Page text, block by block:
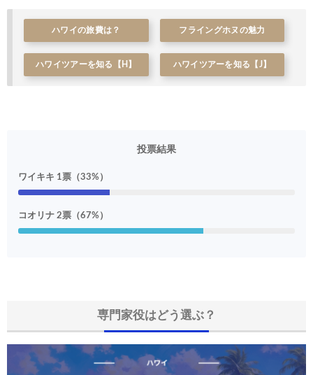
ハワイの旅費は？ フライングホヌの魅力
ハワイツアーを知る【H】 ハワイツアーを知る【J】
投票結果
ワイキキ 1票（33%）
コオリナ 2票（67%）
専門家役はどう選ぶ？